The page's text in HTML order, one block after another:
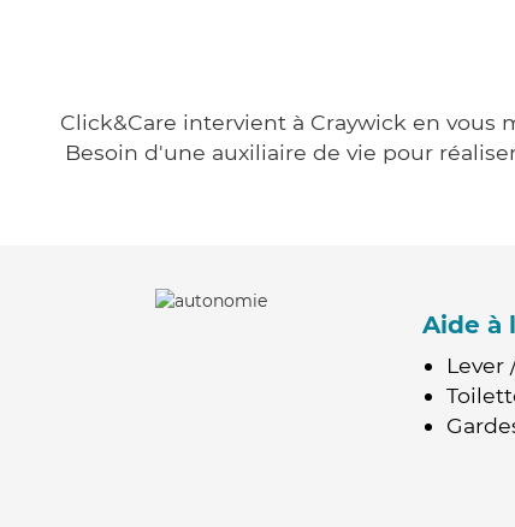
Click&Care intervient à Craywick en vous
Besoin d'une auxiliaire de vie pour
Aide à
Lever